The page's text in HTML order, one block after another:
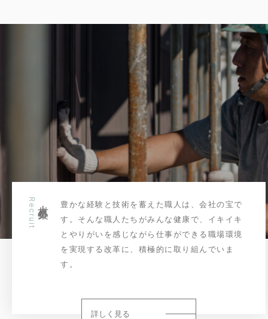
Recruit
豊かな経験と技術を蓄えた職人は、会社の宝で
す。そんな職人たちがみんな健康で、イキイキ
とやりがいを感じながら仕事ができる職場環境
を実現する改革に、積極的に取り組んでいま
す。
詳しく見る